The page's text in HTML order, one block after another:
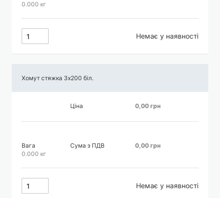
0.000 кг
Немає у наявності
Хомут стяжка 3х200 біл.
Ціна 0,00 грн
Вага
0.000 кг
Сума з ПДВ 0,00 грн
Немає у наявності